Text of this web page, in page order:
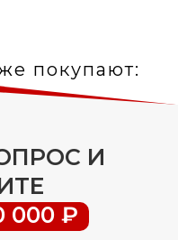
покупают:
И
000 ₽